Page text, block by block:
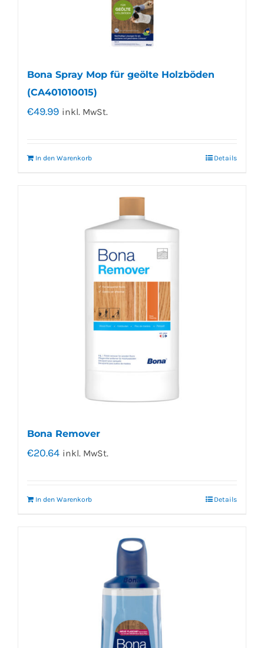
Bona Spray Mop für geölte Holzböden
(CA401010015)
€49.99 inkl. MwSt.
In den Warenkorb Details
Bona Remover
€20.64 inkl. MwSt.
In den Warenkorb Details